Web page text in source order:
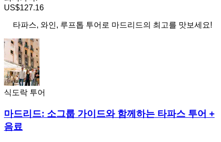
US$127.16
타파스, 와인, 루프톱 투어로 마드리드의 최고를 맛보세요!
식도락 투어
마드리드: 소그룹 가이드와 함께하는 타파스 투어 +
음료